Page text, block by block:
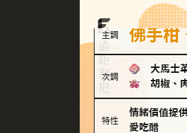
主調 佛手柑
次調
大馬士
胡椒、
特性
情緒價值提
愛吃醋